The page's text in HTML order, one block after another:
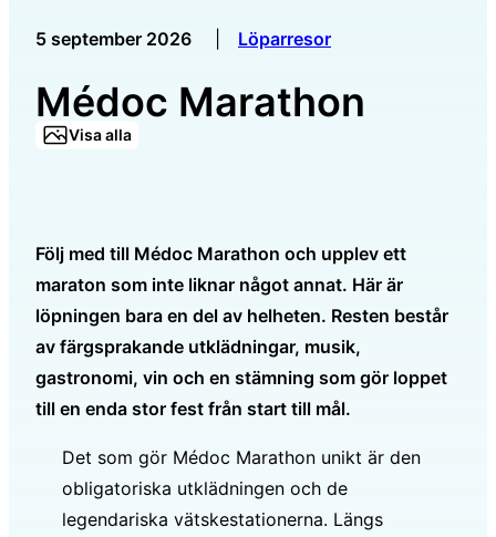
5 september 2026 Löparresor
Médoc Marathon
Visa alla
Följ med till Médoc Marathon och upplev ett
maraton som inte liknar något annat. Här är
löpningen bara en del av helheten. Resten består
av färgsprakande utklädningar, musik,
gastronomi, vin och en stämning som gör loppet
till en enda stor fest från start till mål.
Det som gör Médoc Marathon unikt är den
obligatoriska utklädningen och de
legendariska vätskestationerna. Längs